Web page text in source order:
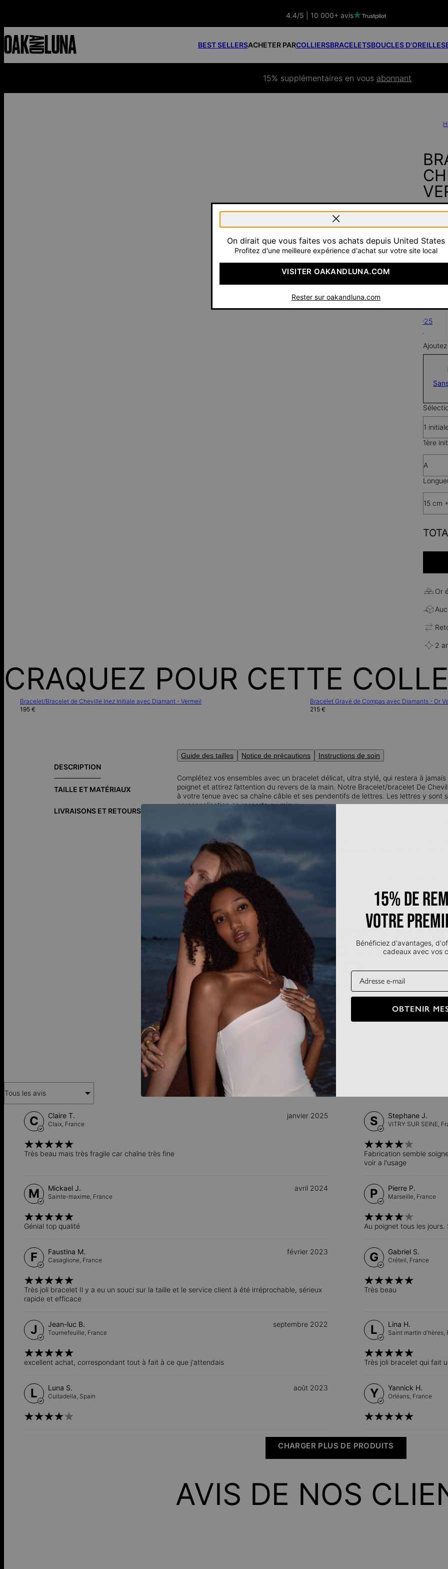
4.4/5 | 10 000+ avis
BEST SELLERSACHETER PARCOLLIERSBRACELETSBOUCLES D’OREILLES
15% supplémentaires en vous abonnant
Pay
Argent 925
1
1ère
A
15 cm
Or
2
CRAQUEZ POUR CETTE
Bracelet/Bracelet de Cheville Inez Initiale avec Diamant - Vermeil
195 €
Bracelet Gravé de Compas avec Diamants - Or
215 €
DESCRIPTION
TAILLE ET MATÉRIAUX
LIVRAISONS ET RETOURS
Guide des tailles Notice de précautions Instructions de soin
Complétez vos ensembles avec un bracelet délicat, ultra stylé, qui restera à
poignet et attirez l’attention du revers de la main. Notre Bracelet/bracelet De
à votre tenue avec sa chaîne câble et ses pendentifs de lettres. Les lettres y sont
personnalisation en ressorte au mieux.
le vermeil confère un aspect luxueux au bijou dont le prix reste
Personnalisez-moi !
Faites de cette pièce une extension de vous-même en y
Comment faire ?
Mettez-y votre nom ou le nom e quelqu’un de spécial pour vous
Comment le porter ? Préparez votre garde-robe estivale de rêve en incorporant
s’agencent avec tout et n’importe quoi, de l’ensemble le plus neutre au plus
comme vous les aimez ! Pour une touche extra, portez-le avec d’autres
Herringbone
FAIT POUR VOUS, PORTÉ PAR
AVIS DE NOS CLIENTS
4.8
Basé sur 15 avis
Tous les avis
C Claire T.
Claix, France
janvier 2025
Très beau mais très fragile car chaîne très fine
S Stephane J.
VITRY SUR SEINE,
Fabrication semble
voir a l'usage
M Mickael J.
Sainte-maxime, France
avril 2024
Génial top qualité
P Pierre P.
Marseille, France
Au poignet tous les jours.
F Faustina M.
Casaglione, France
février 2023
Très joli bracelet Il y a eu un souci sur la taille et le service client à été irréprochable, sérieux
rapide et efficace
G Gabriel S.
Créteil, France
Très beau
J Jean-luc B.
Tournefeuille, France
septembre 2022
excellent achat, correspondant tout à fait à ce que j'attendais
L Lina H.
Saint martin d'hères,
Très joli bracelet qui fait
L Luna S.
Cuitadella, Spain
août 2023 Y Yannick H.
Orléans, France
CHARGER PLUS DE PRODUITS
AVIS DE NOS
On dirait que vous faites vos achats depuis United States
Profitez d'une meilleure expérience d'achat sur votre site local
VISITER OAKANDLUNA.COM
Rester sur oakandluna.com
15% de
votre
Bénéficiez d'avantages,
cadeaux avec vos
Email
OBTENIR